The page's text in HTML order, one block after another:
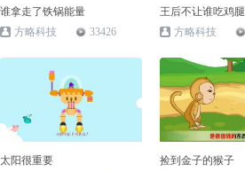
谁拿走了铁锅能量
方略科技
33426
王后不让谁吃鸡腿
方略科技
太阳很重要
捡到金子的猴子